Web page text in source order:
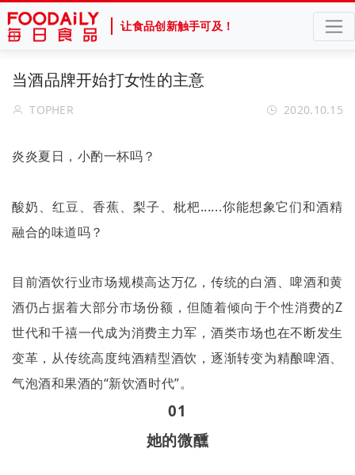
让食品创新触手可及！
当酒品牌开始打女性的主意
TOPHER 2020.10.15
炎炎夏日，小酌一杯吗？
酸奶、红豆、香蕉、梨子、枇杷......你能想象它们和酒精
融合的味道吗？
目前酒饮行业市场规模高达万亿，传统的白酒、啤酒和黄
酒仍占据着大部分市场份额，但随着倾向于个性消费的Z
世代和千禧一代成为消费主力军，酒类市场也在不断发生
变革，从传统高度纯酒精型酒饮，逐渐转变为精酿啤酒、
气泡酒和果酒的“新饮酒时代”。
01
她的微醺